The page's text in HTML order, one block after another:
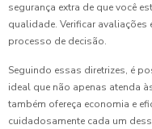
segurança extra de que você
qualidade. Verificar
processo de decisão.
Seguindo essas diretrizes, é
ideal que não apenas atenda
também ofereça economia e
cuidadosamente cada um